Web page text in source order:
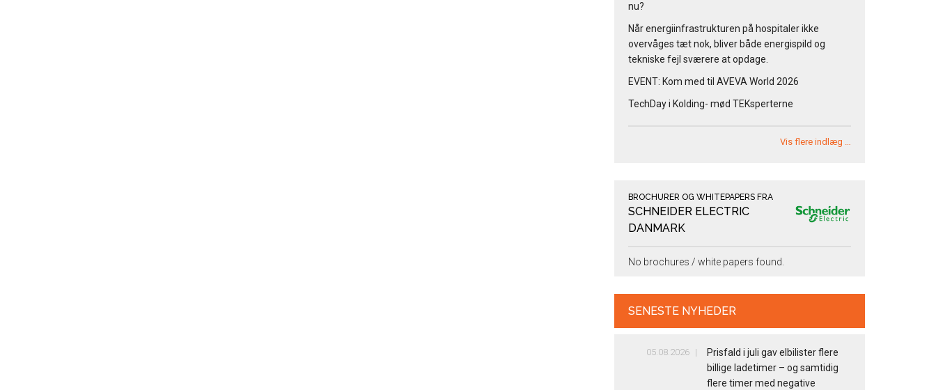
nu?
Når energiinfrastrukturen på hospitaler ikke
overvåges tæt nok, bliver både energispild og
tekniske fejl sværere at opdage.
EVENT: Kom med til AVEVA World 2026
TechDay i Kolding- mød TEKsperterne
Vis flere indlæg …
BROCHURER OG WHITEPAPERS FRA
SCHNEIDER ELECTRIC
DANMARK
No brochures / white papers found.
SENESTE NYHEDER
05.08.2026
Prisfald i juli gav elbilister flere
billige ladetimer – og samtidig
flere timer med negative